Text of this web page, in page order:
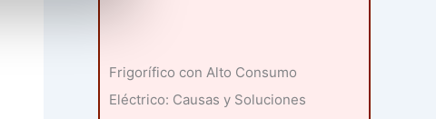
Frigorífico con Alto Consumo
Eléctrico: Causas y Soluciones